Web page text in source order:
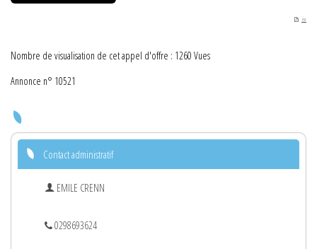
PDF
Nombre de visualisation de cet appel d'offre : 1260 Vues
Annonce n° 10521
Contact administratif
EMILE CRENN
0298693624